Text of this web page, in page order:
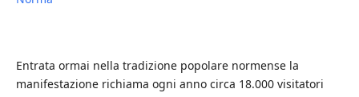
Entrata ormai nella tradizione popolare normense la
manifestazione richiama ogni anno circa 18.000 visitatori